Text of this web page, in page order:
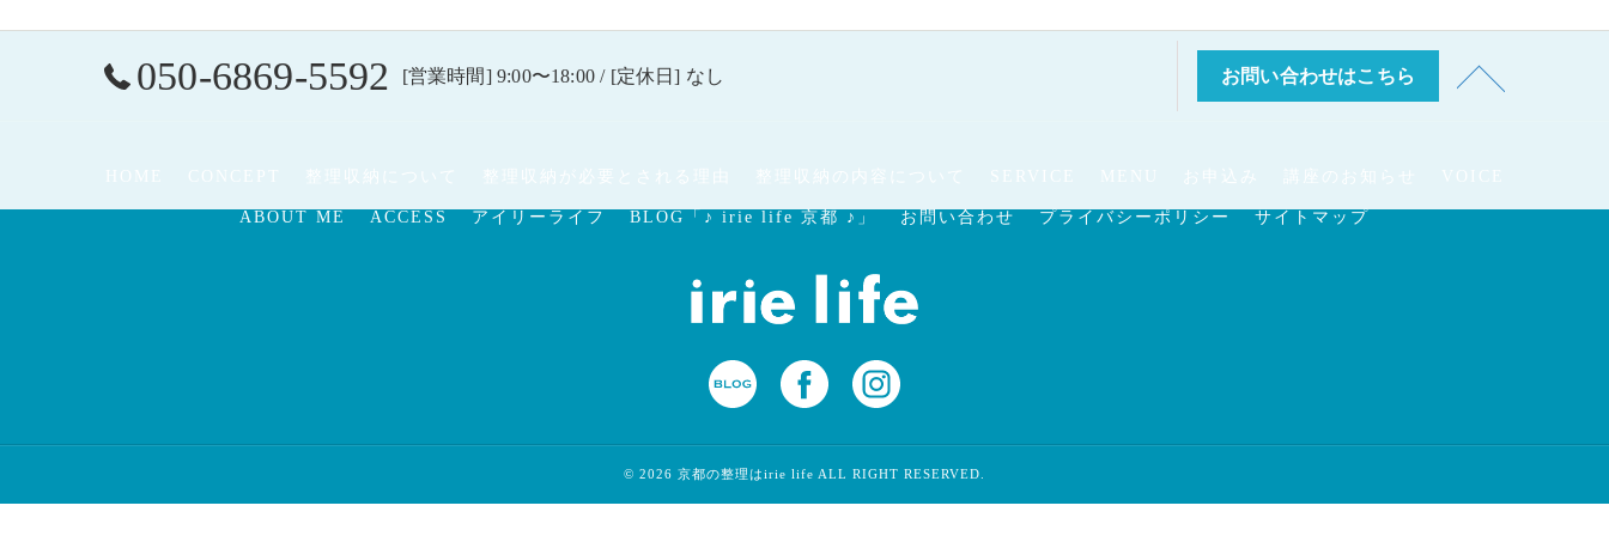
050-6869-5592 [営業時間] 9:00〜18:00 / [定休日] なし お問い合わせはこちら
HOME CONCEPT 整理収納について 整理収納が必要とされる理由 整理収納の内容について SERVICE MENU お申込み 講座のお知らせ VOICE
ABOUT ME ACCESS アイリーライフ BLOG「♪ irie life 京都 ♪」 お問い合わせ プライバシーポリシー サイトマップ
© 2026 京都の整理はirie life ALL RIGHT RESERVED.